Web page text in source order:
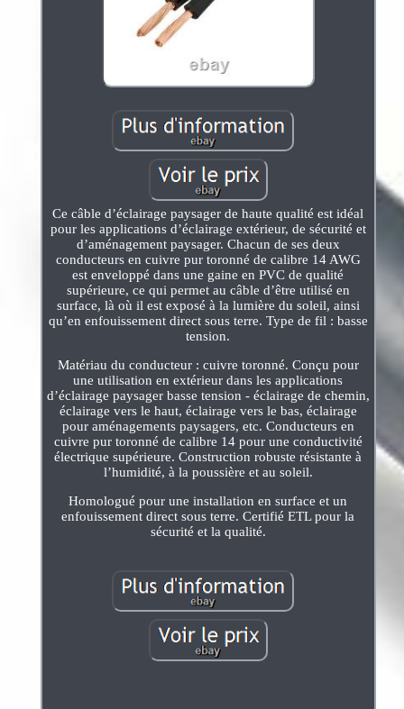
Ce câble d’éclairage paysager de haute qualité est idéal
pour les applications d’éclairage extérieur, de sécurité et
d’aménagement paysager. Chacun de ses deux
conducteurs en cuivre pur toronné de calibre 14 AWG
est enveloppé dans une gaine en PVC de qualité
supérieure, ce qui permet au câble d’être utilisé en
surface, là où il est exposé à la lumière du soleil, ainsi
qu’en enfouissement direct sous terre. Type de fil : basse
tension.
Matériau du conducteur : cuivre toronné. Conçu pour
une utilisation en extérieur dans les applications
d’éclairage paysager basse tension - éclairage de chemin,
éclairage vers le haut, éclairage vers le bas, éclairage
pour aménagements paysagers, etc. Conducteurs en
cuivre pur toronné de calibre 14 pour une conductivité
électrique supérieure. Construction robuste résistante à
l’humidité, à la poussière et au soleil.
Homologué pour une installation en surface et un
enfouissement direct sous terre. Certifié ETL pour la
sécurité et la qualité.